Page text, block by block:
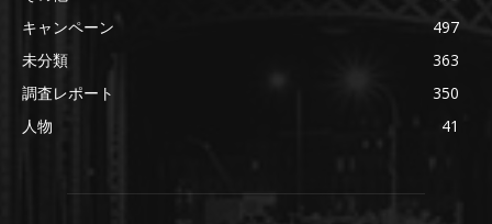
キャンペーン
497
未分類
363
調査レポート
350
人物
41